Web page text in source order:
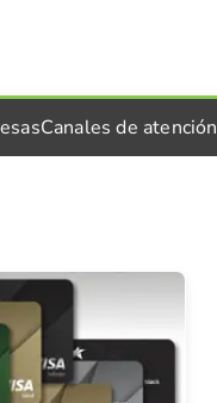
Canales de atención